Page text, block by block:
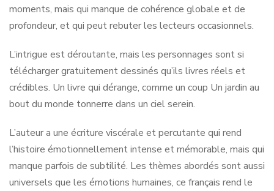
moments, mais qui manque de cohérence globale et de
profondeur, et qui peut rebuter les lecteurs occasionnels.
L’intrigue est déroutante, mais les personnages sont si
télécharger gratuitement dessinés qu’ils livres réels et
crédibles. Un livre qui dérange, comme un coup Un jardin au
bout du monde tonnerre dans un ciel serein.
L’auteur a une écriture viscérale et percutante qui rend
l’histoire émotionnellement intense et mémorable, mais qui
manque parfois de subtilité. Les thèmes abordés sont aussi
universels que les émotions humaines, ce français rend le